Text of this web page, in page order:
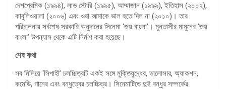
দেশপ্রেমিক (১৯৯৪), লাভ স্টোরি (১৯৯৫), আম্মাজান (১৯৯৯), ইতিহাস (২০০২),
কাবুলিওয়ালা (২০০৬) এবং ওরা আমাকে ভাল হতে দিল না (২০১০)। তার
পরিচালনায় সর্বশেষ সরকারি অনুদানের সিনেমা ‘জয় বাংলা’। মুনতাসীর মামুনের ‘জয়
বাংলা’ উপন্যাস থেকে এটি নির্মাণ করা হয়েছে।
শেষ কথা
সব মিলিয়ে ‘সিপাহী’ চলচ্চিত্রটি একই সঙ্গে মুক্তিযুদ্ধের, ভালোসার, অ্যাকশন,
কমেডি, গানের এবং বন্ধুত্বের চলচ্চিত্র। সিনেমাটিতে দুই বন্ধুর সম্পর্কের